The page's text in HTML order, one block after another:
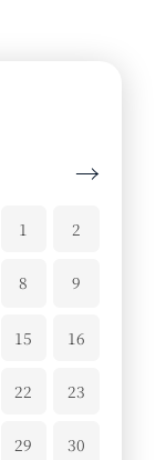
→
1 2
8 9
15 16
22 23
29 30